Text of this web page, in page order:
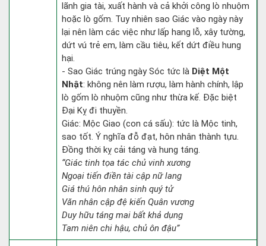
lãnh gia tài, xuất hành và cả khởi công lò nhuộm
hoặc lò gốm. Tuy nhiên sao Giác vào ngày này
lại nên làm các việc như lấp hang lỗ, xây tường,
dứt vú trẻ em, làm cầu tiêu, kết dứt điều hung
hại.
- Sao Giác trúng ngày Sóc tức là Diệt Một
Nhật: không nên làm rượu, làm hành chính, lập
lò gốm lò nhuộm cũng như thừa kế. Đặc biệt
Đại Kỵ đi thuyền.
Giác: Mộc Giao (con cá sấu): tức là Mộc tinh,
sao tốt. Ý nghĩa đỗ đạt, hôn nhân thành tựu.
Đồng thời kỵ cải táng và hung táng.
“Giác tinh tọa tác chủ vinh xương
Ngoại tiến điền tài cập nữ lang
Giá thú hôn nhân sinh quý tử
Văn nhân cập đệ kiến Quân vương
Duy hữu táng mai bất khả dụng
Tam niên chi hậu, chủ ôn đậu”